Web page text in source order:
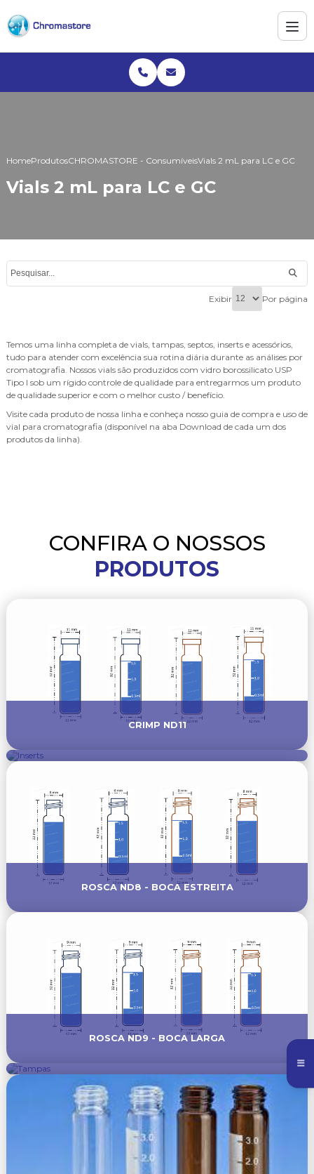
HomeProdutosCHROMASTORE - ConsumíveisVials 2 mL para LC e GC
Vials 2 mL para LC e GC
Exibir Por página
Temos uma linha completa de vials, tampas, septos, inserts e acessórios,
tudo para atender com excelência sua rotina diária durante as análises por
cromatografia. Nossos vials são produzidos com vidro borossilicato USP
Tipo I sob um rígido controle de qualidade para entregarmos um produto
de qualidade superior e com o melhor custo / benefício.
Visite cada produto de nossa linha e conheça nosso guia de compra e uso de
vial para cromatografia (disponível na aba Download de cada um dos
produtos da linha).
CONFIRA O NOSSOS
PRODUTOS
CRIMP ND11
ROSCA ND8 - BOCA ESTREITA
ROSCA ND9 - BOCA LARGA